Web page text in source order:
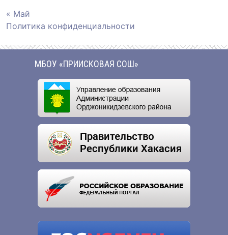
« Май
Политика конфиденциальности
МБОУ «ПРИИСКОВАЯ СОШ»